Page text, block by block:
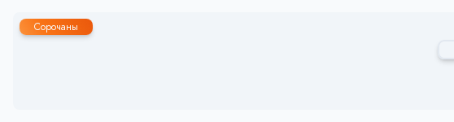
Сорочаны